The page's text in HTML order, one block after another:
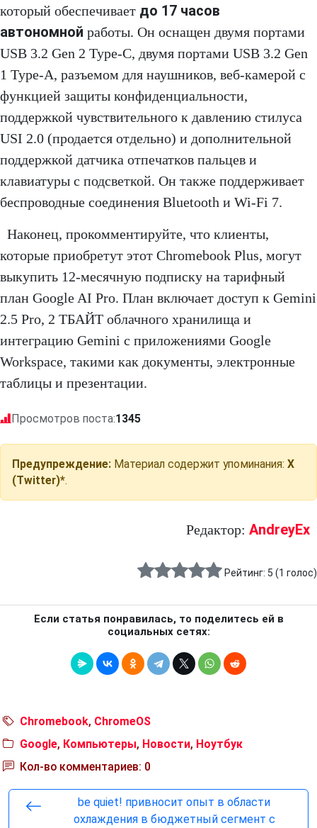
который обеспечивает до 17 часов
автономной работы. Он оснащен двумя портами
USB 3.2 Gen 2 Type-C, двумя портами USB 3.2 Gen
1 Type-A, разъемом для наушников, веб-камерой с
функцией защиты конфиденциальности,
поддержкой чувствительного к давлению стилуса
USI 2.0 (продается отдельно) и дополнительной
поддержкой датчика отпечатков пальцев и
клавиатуры с подсветкой. Он также поддерживает
беспроводные соединения Bluetooth и Wi-Fi 7.
Наконец, прокомментируйте, что клиенты,
которые приобретут этот Chromebook Plus, могут
выкупить 12-месячную подписку на тарифный
план Google AI Pro. План включает доступ к Gemini
2.5 Pro, 2 ТБАЙТ облачного хранилища и
интеграцию Gemini с приложениями Google
Workspace, такими как документы, электронные
таблицы и презентации.
Просмотров поста:1345
Предупреждение: Материал содержит упоминания: X
(Twitter)*.
Редактор: AndreyEx
Рейтинг: 5 (1 голос)
Если статья понравилась, то поделитесь ей в
социальных сетях:
Chromebook, ChromeOS
Google, Компьютеры, Новости, Ноутбук
Кол-во комментариев: 0
be quiet! привносит опыт в области
охлаждения в бюджетный сегмент с